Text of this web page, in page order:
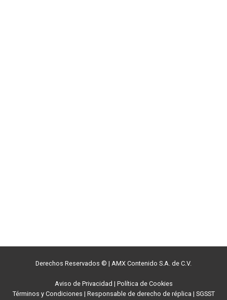
Derechos Reservados © | AMX Contenido S.A. de C.V.
Aviso de Privacidad | Política de Cookies
Términos y Condiciones | Responsable de derecho de réplica | SGSST